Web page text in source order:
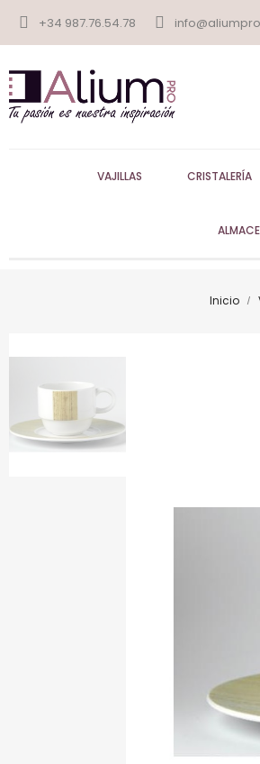
+34 987.76.54.78
VAJILLAS CRISTALERÍA
Inicio